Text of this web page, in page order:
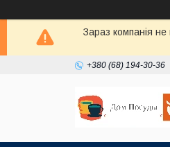
Зараз компанія
+380 (68) 194-30-36